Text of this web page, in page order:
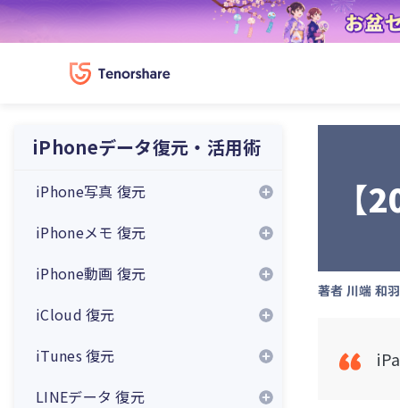
iPhoneデータ復元・活用術
iPhone写真 復元
iPhoneメモ 復元
iPhone動画 復元
iCloud 復元
iTunes 復元
LINEデータ 復元
【
著者 川端 和羽